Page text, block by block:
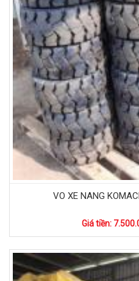
VO XE NANG
Giá tiền: